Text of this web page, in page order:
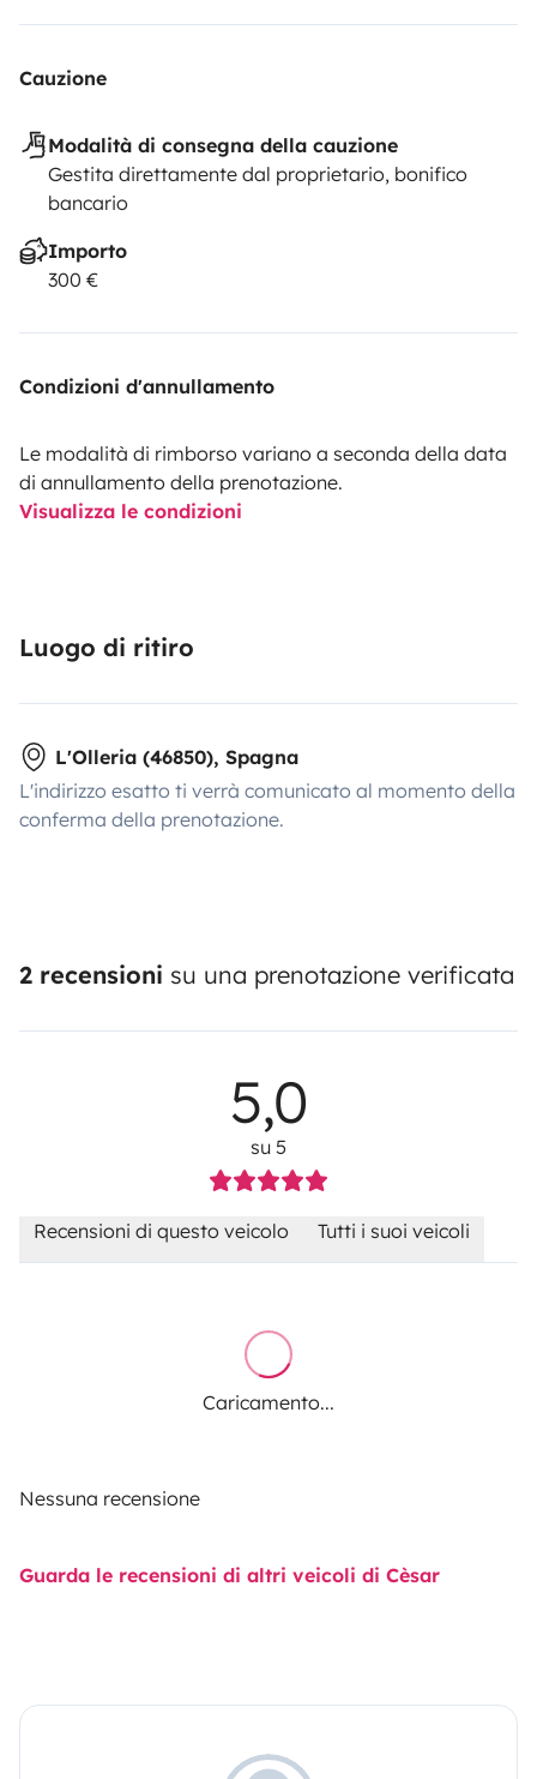
Cauzione
Modalità di consegna della cauzione
Gestita direttamente dal proprietario, bonifico
bancario
Importo
300 €
Condizioni d'annullamento
Le modalità di rimborso variano a seconda della data
di annullamento della prenotazione.
Visualizza le condizioni
Luogo di ritiro
L'Olleria (46850), Spagna
L'indirizzo esatto ti verrà comunicato al momento della
conferma della prenotazione.
2 recensioni su una prenotazione verificata
5,0
su 5
Recensioni di questo veicolo Tutti i suoi veicoli
Caricamento...
Nessuna recensione
Guarda le recensioni di altri veicoli di Cèsar